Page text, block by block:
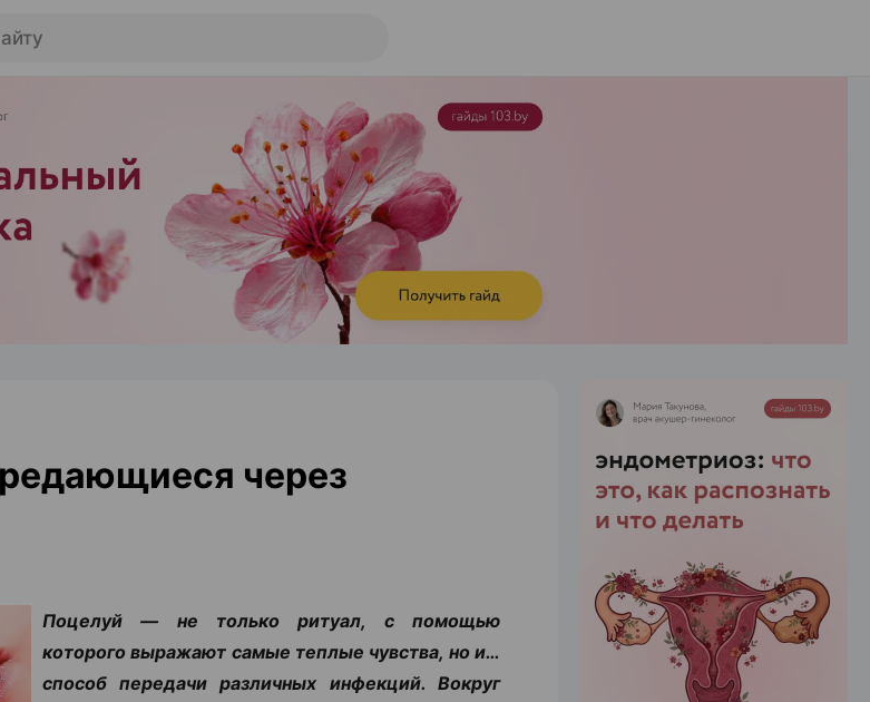
ЭФФЕКТИВНАЯ РЕКЛАМА НА САЙТЕ
через
Поцелуй ― не только ритуал, с помощью
которого выражают самые теплые чувства, но и…
способ передачи различных инфекций. Вокруг
ЭФФЕКТИВНАЯ РЕКЛАМА НА САЙТЕ